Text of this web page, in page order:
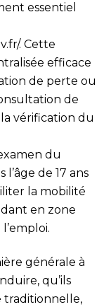
essentiel
. Cette
efficace
de perte ou
de
la vérification du
du
de 17 ans
la mobilité
en zone
générale à
qu’ils
traditionnelle,